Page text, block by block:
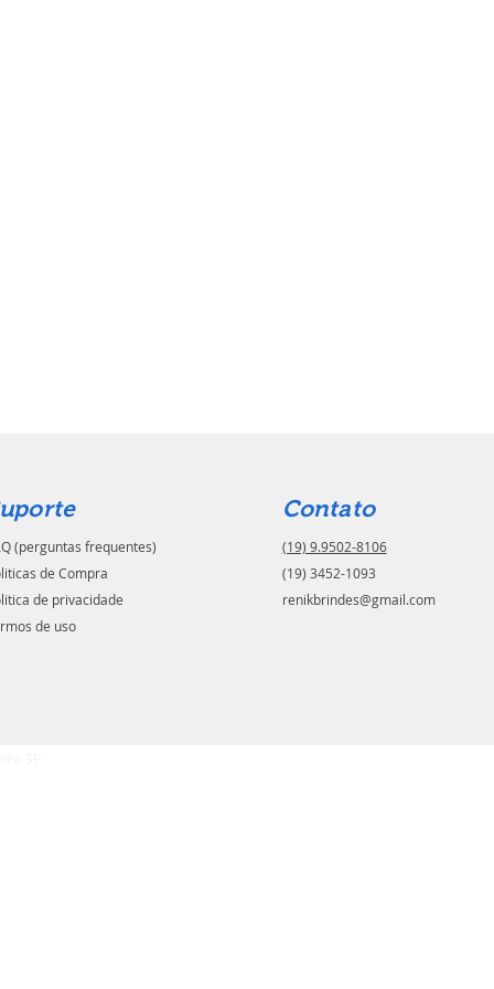
(perguntas frequentes)
de Compra
de privacidade
de uso
Contato
(19) 9.9502-8106
(19) 3452-1093
renikbrindes@gmail.com